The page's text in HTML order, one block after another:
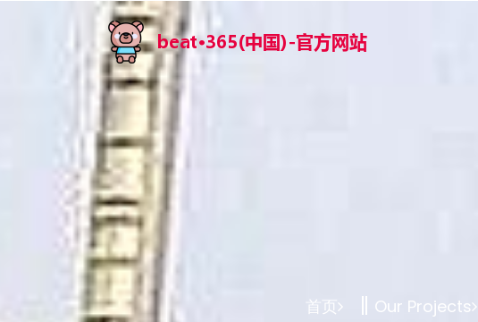
首页 Our Projects